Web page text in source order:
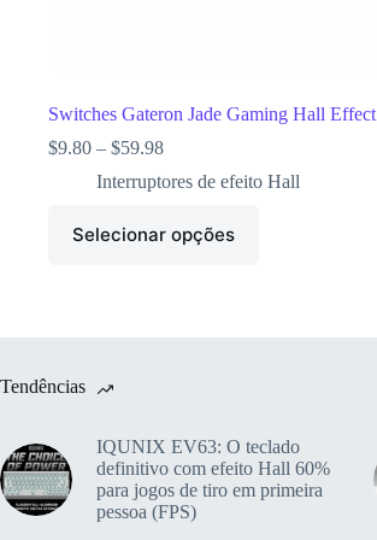
Switches Gateron Jade Gaming Hall Effect
$9.80 – $59.98
Interruptores de efeito Hall
Selecionar opções
Tendências
IQUNIX EV63: O teclado
definitivo com efeito Hall 60%
para jogos de tiro em primeira
pessoa (FPS)